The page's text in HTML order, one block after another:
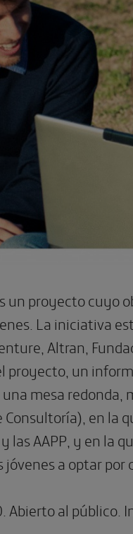
un proyecto cuyo
La iniciativa
Altran,
proyecto, un
mesa redonda,
Consultoría), en la
las AAPP, y en la
jóvenes a optar por
Abierto al público.